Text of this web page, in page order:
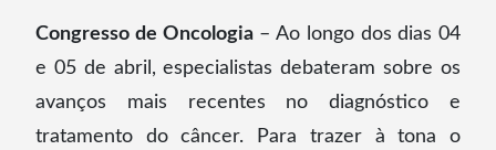
Congresso de Oncologia– Ao longo dos dias 04
e 05 de abril, especialistas debateram sobre os
avanços mais recentes no diagnóstico e
tratamento do câncer. Para trazer à tona o